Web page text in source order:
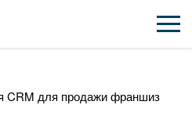
CRM для продажи франшиз